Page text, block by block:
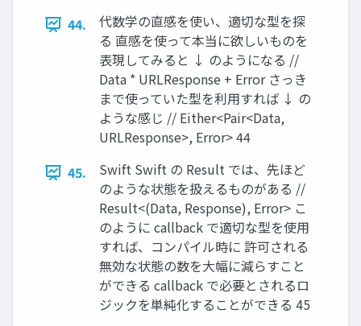
44.
代数学の直感を使い、適切な型を探
る 直感を使って本当に欲しいものを
表現してみると ↓ のようになる //
Data * URLResponse + Error さっき
まで使っていた型を利⽤すれば ↓ の
ような感じ // Either<Pair<Data,
URLResponse>, Error> 44
45.
Swift Swift の Result では、先ほど
のような状態を扱えるものがある //
Result<(Data, Response), Error> こ
のように callback で適切な型を使⽤
すれば、コンパイル時に 許可される
無効な状態の数を⼤幅に減らすこと
ができる callback で必要とされるロ
ジックを単純化することができる 45